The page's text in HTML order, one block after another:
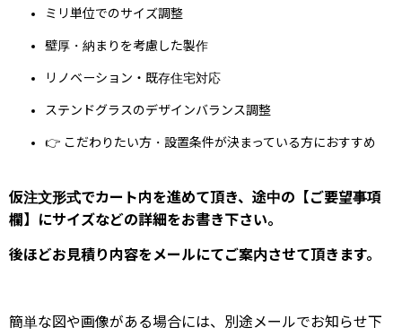
ミリ単位でのサイズ調整
壁厚・納まりを考慮した製作
リノベーション・既存住宅対応
ステンドグラスのデザインバランス調整
👉 こだわりたい方・設置条件が決まっている方におすすめ
仮注文形式でカート内を進めて頂き、途中の【ご要望事項
欄】にサイズなどの詳細をお書き下さい。
後ほどお見積り内容をメールにてご案内させて頂きます。
簡単な図や画像がある場合には、別途メールでお知らせ下